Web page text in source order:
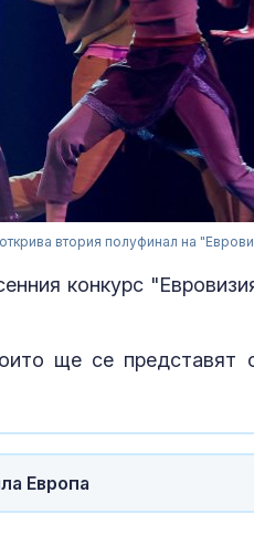
втория полуфинал на
конкурс
ще се представят
Европа